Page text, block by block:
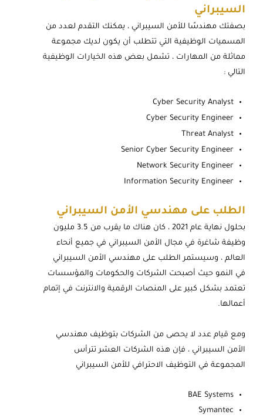
السيبراني
بصفتك مهندسًا للأمن السيبراني ، يمكنك التقدم لعدد من
المسميات الوظيفية التي تتطلب أن يكون لديك مجموعة
مماثلة من المهارات ، تشمل بعض هذه الخيارات الوظيفية
التالي :
Cyber Security Analyst
Cyber Security Engineer
Threat Analyst
Senior Cyber Security Engineer
Network Security Engineer
Information Security Engineer
الطلب على مهندسي الأمن السيبراني
بحلول نهاية عام 2021 ، كان هناك ما يقرب من 3.5 مليون
وظيفة شاغرة في مجال الأمن السيبراني في جميع أنحاء
العالم ، وسيستمر الطلب على مهندسي الأمن السيبراني
في النمو حيث أصبحت الشركات والحكومات والمؤسسات
تعتمد بشكل كبير على المنصات الرقمية والانترنت في إتمام
أعمالها.
ومع قيام عدد لا يحصى من الشركات بتوظيف مهندسي
الأمن السيبراني ، فإن هذه الشركات العشر تترأس
المجموعة في التوظيف الاحترافي للأمن السيبراني
BAE Systems
Symantec